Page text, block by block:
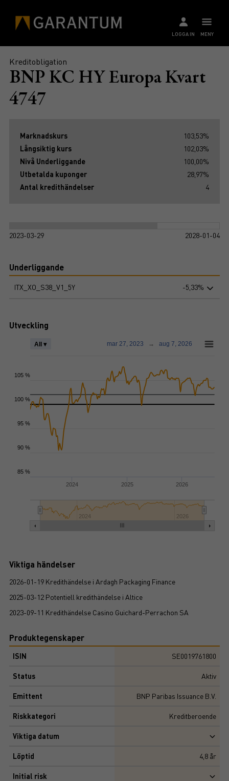
MENY
LOGGA IN
Kreditobligation
BNP KC HY Europa Kvart
4747
Marknadskurs
103,53%
Långsiktig kurs
102,03%
Nivå Underliggande
100,00%
Utbetalda kuponger
28,97%
Antal kredithändelser
4
2023-03-29 2028-01-04
Underliggande
ITX_XO_S38_V1_5Y -5,33%
Utveckling
2024 2025 2026
2024 2026
All ▾ mar 27, 2023 → aug 7, 2026
85 %
90 %
95 %
100 %
105 %
Viktiga händelser
2026-01-19 Kredithändelse i Ardagh Packaging Finance
2025-03-12 Potentiell kredithändelse i Altice
2023-09-11 Kredithändelse Casino Guichard-Perrachon SA
Produktegenskaper
ISIN SE0019761800
Status Aktiv
Emittent BNP Paribas Issuance B.V.
Riskkategori Kreditberoende
Viktiga datum
Löptid 4,8 år
Initial risk